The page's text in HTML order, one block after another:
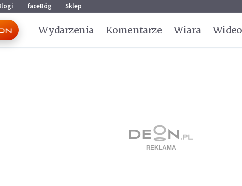
faceBóg Sklep
Wydarzenia Komentarze Wiara Wideo